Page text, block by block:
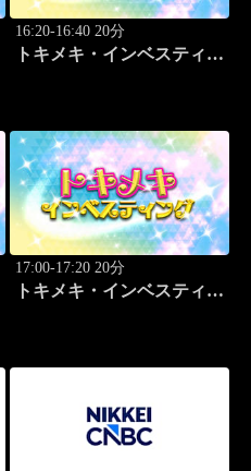
16:20-16:40 20分
トキメキ・インベスティン
17:00-17:20 20分
トキメキ・インベスティン